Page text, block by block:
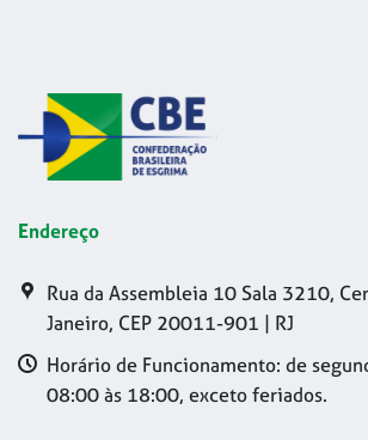
Endereço
Rua da Assembleia 10 Sala 3210,
Janeiro, CEP 20011-901 | RJ
Horário de Funcionamento: de
08:00 às 18:00, exceto feriados.